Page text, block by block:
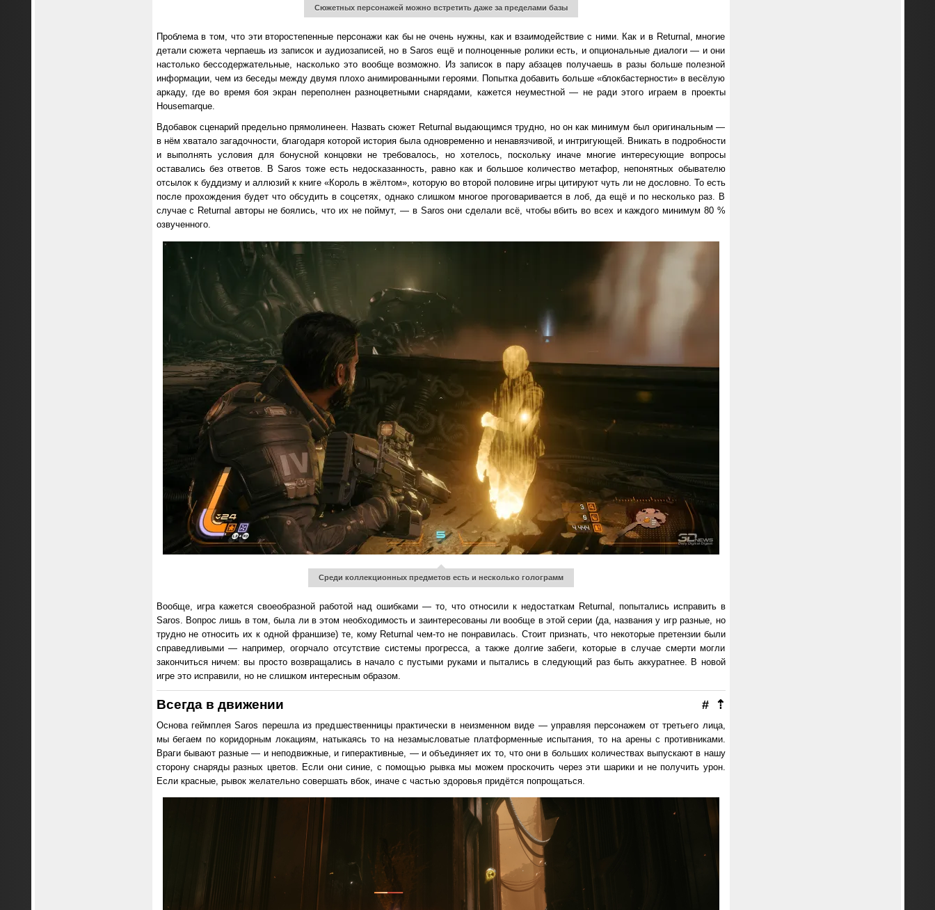
Сюжетных персонажей можно встретить даже за пределами базы
Проблема в том, что эти второстепенные персонажи как бы не очень нужны, как и взаимодействие с ними. Как и в Returnal, многие
детали сюжета черпаешь из записок и аудиозаписей, но в Saros ещё и полноценные ролики есть, и опциональные диалоги — и они
настолько бессодержательные, насколько это вообще возможно. Из записок в пару абзацев получаешь в разы больше полезной
информации, чем из беседы между двумя плохо анимированными героями. Попытка добавить больше «блокбастерности» в весёлую
аркаду, где во время боя экран переполнен разноцветными снарядами, кажется неуместной — не ради этого играем в проекты
Housemarque.
Вдобавок сценарий предельно прямолинеен. Назвать сюжет Returnal выдающимся трудно, но он как минимум был оригинальным —
в нём хватало загадочности, благодаря которой история была одновременно и ненавязчивой, и интригующей. Вникать в подробности
и выполнять условия для бонусной концовки не требовалось, но хотелось, поскольку иначе многие интересующие вопросы
оставались без ответов. В Saros тоже есть недосказанность, равно как и большое количество метафор, непонятных обывателю
отсылок к буддизму и аллюзий к книге «Король в жёлтом», которую во второй половине игры цитируют чуть ли не дословно. То есть
после прохождения будет что обсудить в соцсетях, однако слишком многое проговаривается в лоб, да ещё и по несколько раз. В
случае с Returnal авторы не боялись, что их не поймут, — в Saros они сделали всё, чтобы вбить во всех и каждого минимум 80 %
озвученного.
Среди коллекционных предметов есть и несколько голограмм
Вообще, игра кажется своеобразной работой над ошибками — то, что относили к недостаткам Returnal, попытались исправить в
Saros. Вопрос лишь в том, была ли в этом необходимость и заинтересованы ли вообще в этой серии (да, названия у игр разные, но
трудно не относить их к одной франшизе) те, кому Returnal чем-то не понравилась. Стоит признать, что некоторые претензии были
справедливыми — например, огорчало отсутствие системы прогресса, а также долгие забеги, которые в случае смерти могли
закончиться ничем: вы просто возвращались в начало с пустыми руками и пытались в следующий раз быть аккуратнее. В новой
игре это исправили, но не слишком интересным образом.
⇡
#
Всегда в движении
Основа геймплея Saros перешла из предшественницы практически в неизменном виде — управляя персонажем от третьего лица,
мы бегаем по коридорным локациям, натыкаясь то на незамысловатые платформенные испытания, то на арены с противниками.
Враги бывают разные — и неподвижные, и гиперактивные, — и объединяет их то, что они в больших количествах выпускают в нашу
сторону снаряды разных цветов. Если они синие, с помощью рывка мы можем проскочить через эти шарики и не получить урон.
Если красные, рывок желательно совершать вбок, иначе с частью здоровья придётся попрощаться.